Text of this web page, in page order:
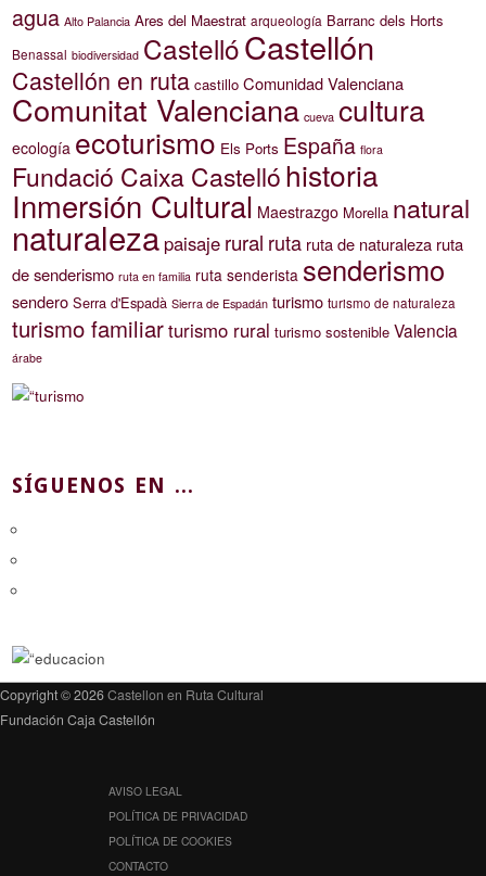
agua Alto Palancia Ares del Maestrat arqueología Barranc dels Horts
Benassal biodiversidad CastellóCastellón
Castellón en ruta castillo Comunidad Valenciana
Comunitat Valenciana cueva cultura
ecología ecoturismo Els Ports España flora
Fundació Caixa Castellóhistoria
Inmersión Cultural Maestrazgo Morella natural
naturaleza paisaje rural ruta ruta de naturaleza ruta
de senderismo ruta en familia ruta senderista senderismo
sendero Serra d'Espadà Sierra de Espadán turismo turismo de naturaleza
turismo familiarturismo rural turismo sostenible Valencia
árabe
SÍGUENOS EN ...
Copyright © 2026Castellon en Ruta Cultural
Fundación Caja Castellón
AVISO LEGAL
POLÍTICA DE PRIVACIDAD
POLÍTICA DE COOKIES
CONTACTO